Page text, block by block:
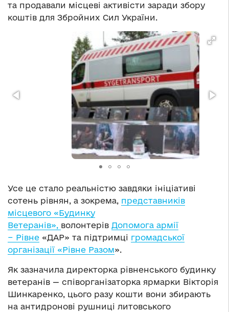
та продавали місцеві активісти заради збору
коштів для Збройних Сил України.
Усе це стало реальністю завдяки ініціативі
сотень рівнян, а зокрема, представників
місцевого «Будинку
Ветеранів», волонтерів Допомога армії
− Рівне «ДАР» та підтримці громадської
організації «Рівне Разом».
Як зазначила директорка рівненського будинку
ветеранів — співорганізаторка ярмарки Вікторія
Шинкаренко, цього разу кошти вони збирають
на антидронові рушниці литовського